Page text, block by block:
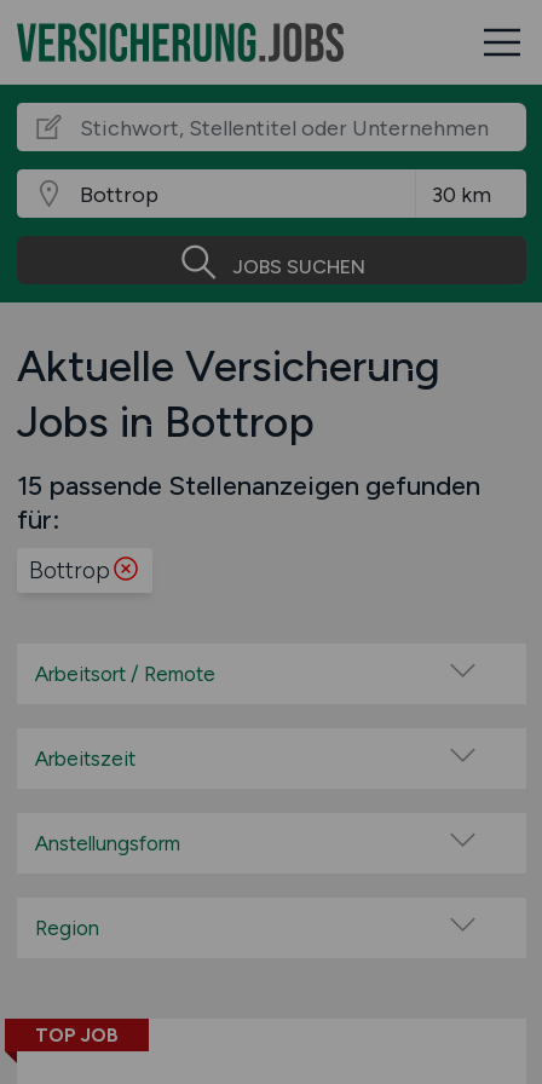
JOBS SUCHEN
Aktuelle Versicherung
Jobs in Bottrop
15 passende Stellenanzeigen gefunden
für:
Bottrop
Arbeitsort / Remote
Home-Office möglich / Hybrid
Remote aus dem Ausland möglich
Arbeitszeit
Teilzeit
Anstellungsform
befristete Anstellung
Projektarbeit / Freelancer
Region
Berlin
TOP JOB